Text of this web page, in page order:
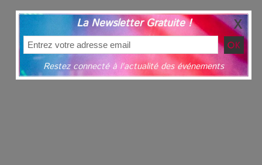
La Newsletter Gratuite !
Restez connecté à l'actualité des événements